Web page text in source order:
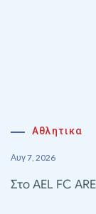
Αθλητικα
Αυγ 7, 2026
Στο AEL FC